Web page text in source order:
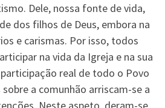
Dele, nossa fonte de vida,
dos filhos de Deus, embora na
e carismas. Por isso, todos
na vida da Igreja e na sua
real de todo o Povo
a comunhão arriscam-se a